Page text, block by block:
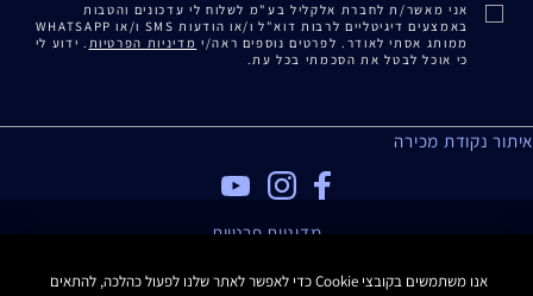
אני מאשר/ת לחברת אלקליל בע"מ לשלוח לי עדכונים והטבות
באמצעים דיגיטליים לרבות דוא"ל ו/או הודעות SMS ו/או WHATSAPP
ממותג אסתי לאודר. לפרטים נוספים ראה/י מדיניות הפרטיות . ידוע לי
כי אוכל לבטל את הסכמתי בכל עת.
איתור נקודת מכירה
מדיניות פרטיות
תקנון האתר
אנו משתמשים בקובצי Cookie כדי לאפשר לאתר שלנו לפעול כהלכה, להתאים